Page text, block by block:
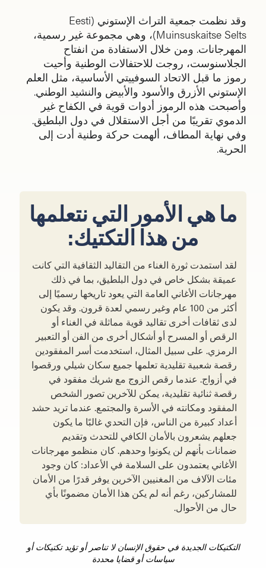
وقد نظمت جمعية التراث الإستوني (Eesti
Muinsuskaitse Selts)، وهي مجموعة غير رسمية،
المهرجانات. ومن خلال الاستفادة من انفتاح
الجلاسنوست، روجت للاحتفالات الوطنية وأحيت
رموز ما قبل الاتحاد السوفييتي الأساسية، مثل العلم
الإستوني الأزرق والأسود والأبيض والنشيد الوطني.
وأصبحت هذه الرموز أدوات قوية في الكفاح غير
الدموي تقريبًا من أجل الاستقلال في دول البلطيق.
وفي نهاية المطاف، ألهمت حركة وطنية أدت إلى
الحرية.
ما هي الأمور التي نتعلمها
من هذا التكتيك:
لقد استمدت ثورة الغناء من التقاليد الثقافية التي كانت
عميقة بشكل خاص في دول البلطيق، بما في ذلك
مهرجانات الأغاني العامة التي يعود تاريخها رسميًا إلى
أكثر من 100 عام وغير رسمي لعدة قرون. وقد يكون
لدى ثقافات أخرى تقاليد قوية مماثلة في الغناء أو
الرقص أو المسرح أو أشكال أخرى من الفن أو التعبير
الرمزي. على سبيل المثال، استخدمت أسر المفقودين
رقصة شعبية تقليدية تعلمها جميع سكان شيلي ورقصوا
في أزواج. عندما رقص الزوج مع شريك مفقود في
رقصة ثنائية تقليدية، يمكن للآخرين تصور الشخص
المفقود ومكانته في الأسرة والمجتمع. عندما تريد حشد
أعداد كبيرة من الناس، فإن التحدي غالبًا ما يكون
جعلهم يشعرون بالأمان الكافي للتحدث وتقديم
ضمانات بأنهم لن يكونوا وحدهم. كان منظمو مهرجانات
الأغاني يعتمدون على السلامة في الأعداد: كان وجود
مئات الآلاف من المغنيين الآخرين يوفر قدرًا من الأمان
للمشاركين، رغم أنه لم يكن هذا الأمان مضمونًا بأي
حال من الأحوال.
التكتيكات الجديدة في حقوق الإنسان لا تناصر أو تؤيد تكتيكات أو
سياسات أو قضايا محددة